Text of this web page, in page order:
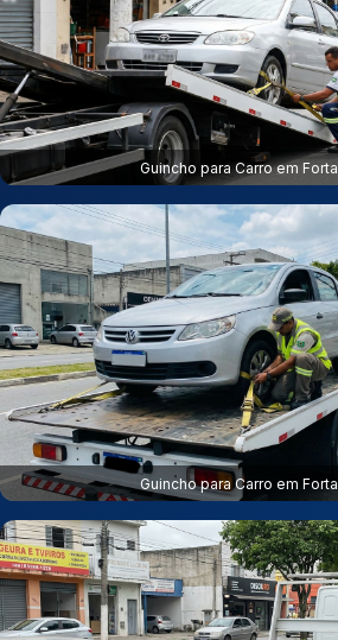
Guincho para Carro em
Guincho para Carro em